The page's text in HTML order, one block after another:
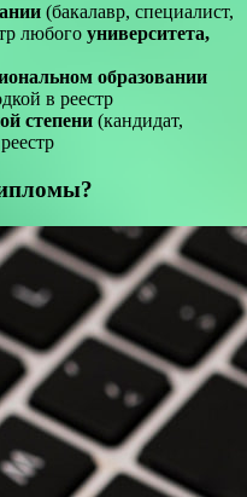
(бакалавр, специалист,
любого университета,
образовании
в реестр
степени (кандидат,